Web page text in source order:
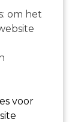
om het
voor